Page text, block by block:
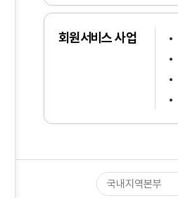
회원서비스 사업
국내지역본부
인천지역본부
강원지역본부
대구·경북지역본부